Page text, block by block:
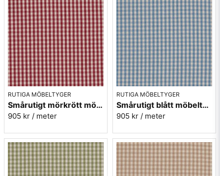
RUTIGA MÖBELTYGER
Smårutigt mörkrött möbeltyg - Mini Ruta nr.1030
905 kr / meter
RUTIGA MÖBELTYGER
Smårutigt blått möbeltyg - Mini Ruta nr.1052
905 kr / meter
Ericsson.
Mera rutiga möbeltyger